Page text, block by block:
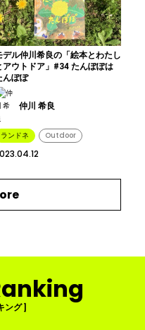
デル仲川希良の「絵本とわたし
アウトドア」#34 たんぽぽは
んぽぽ
仲川 希良
ランドネ Outdoor
ング ]